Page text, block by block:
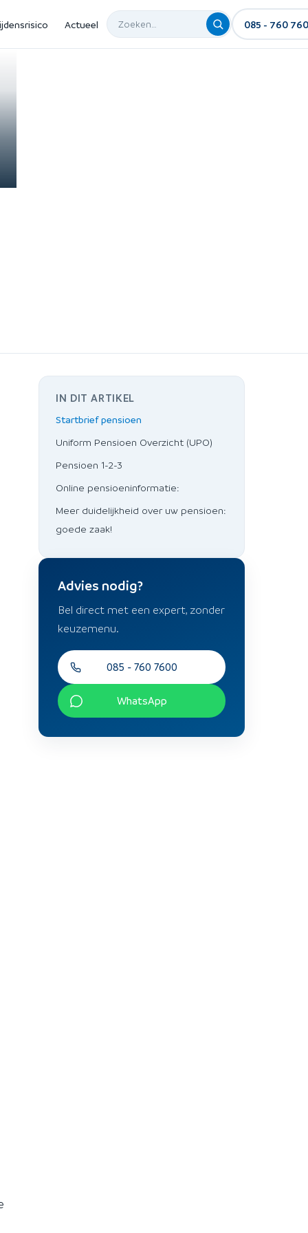
Actueel 085 - 760
IN DIT ARTIKEL
Startbrief pensioen
Uniform Pensioen Overzicht (UPO)
Pensioen 1-2-3
Online pensioeninformatie:
Meer duidelijkheid over uw pensioen:
goede zaak!
Advies nodig?
Bel direct met een expert, zonder
keuzemenu.
085 - 760 7600
WhatsApp